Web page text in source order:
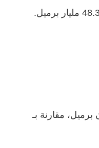
النفط عالميا خلال عام 2023، إلى 1.754 تريليون برميل، مقارنة بـ